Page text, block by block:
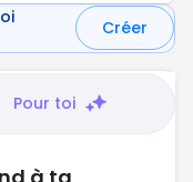
Créer
Pour toi